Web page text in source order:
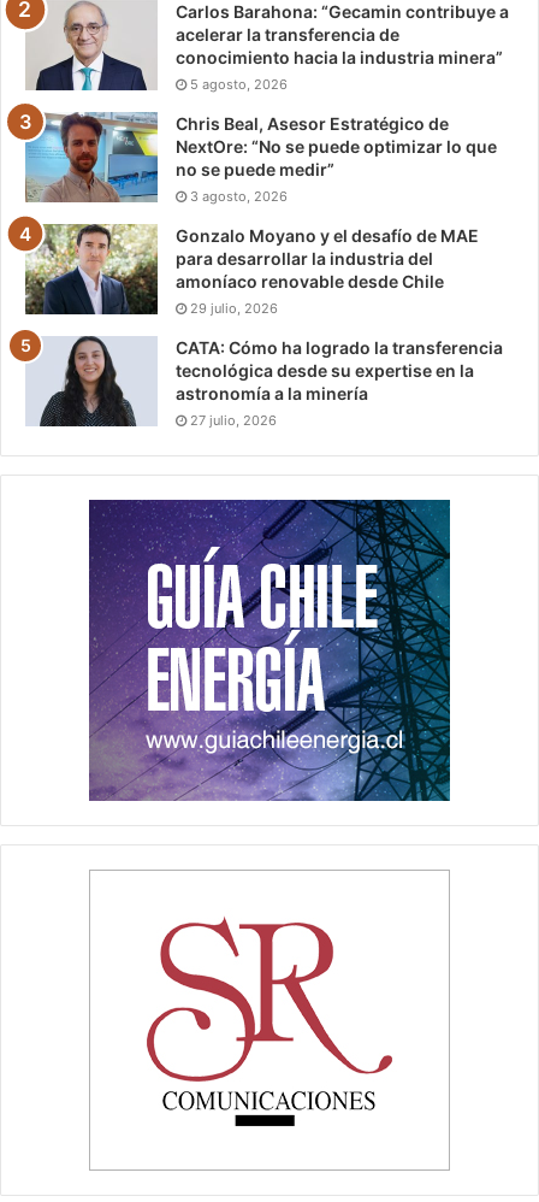
Carlos Barahona: “Gecamin contribuye a
acelerar la transferencia de
conocimiento hacia la industria minera”
5 agosto, 2026
Chris Beal, Asesor Estratégico de
NextOre: “No se puede optimizar lo que
no se puede medir”
3 agosto, 2026
Gonzalo Moyano y el desafío de MAE
para desarrollar la industria del
amoníaco renovable desde Chile
29 julio, 2026
CATA: Cómo ha logrado la transferencia
tecnológica desde su expertise en la
astronomía a la minería
27 julio, 2026